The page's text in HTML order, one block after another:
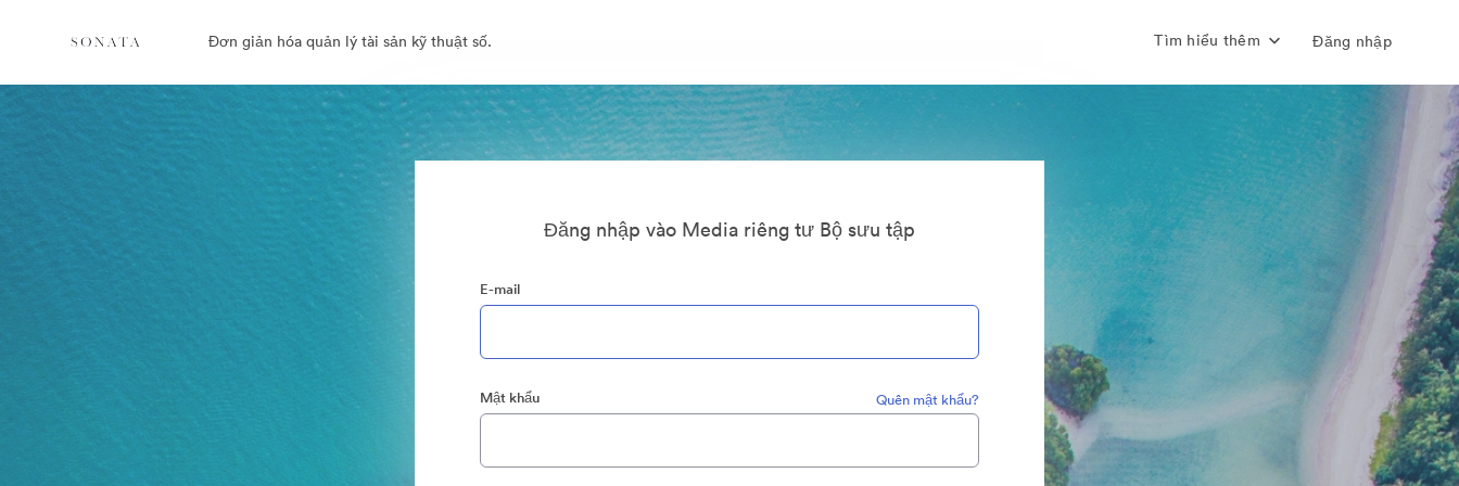
Đơn giản hóa quản lý tài sản kỹ thuật số. Tìm hiểu thêm Đăng nhập
Đăng nhập vào Media riêng tư Bộ sưu tập
E-mail
Mật khẩu Quên mật khẩu?